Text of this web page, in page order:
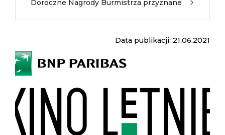
Doroczne Nagrody Burmistrza przyznane
Data publikacji: 21.06.2021